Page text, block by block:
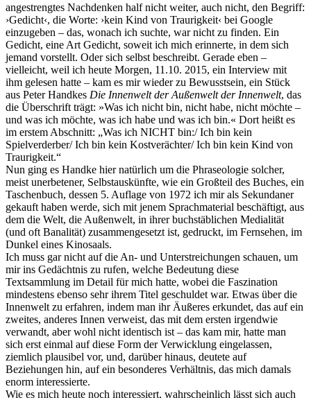
angestrengtes Nachdenken half nicht weiter, auch nicht, den Begriff:
›Gedicht‹, die Worte: ›kein Kind von Traurigkeit‹ bei Google
einzugeben – das, wonach ich suchte, war nicht zu finden. Ein
Gedicht, eine Art Gedicht, soweit ich mich erinnerte, in dem sich
jemand vorstellt. Oder sich selbst beschreibt. Gerade eben –
vielleicht, weil ich heute Morgen, 11.10. 2015, ein Interview mit
ihm gelesen hatte – kam es mir wieder zu Bewusstsein, ein Stück
aus Peter Handkes Die Innenwelt der Außenwelt der Innenwelt, das
die Überschrift trägt: »Was ich nicht bin, nicht habe, nicht möchte –
und was ich möchte, was ich habe und was ich bin.« Dort heißt es
im erstem Abschnitt: „Was ich NICHT bin:/ Ich bin kein
Spielverderber/ Ich bin kein Kostverächter/ Ich bin kein Kind von
Traurigkeit.“
Nun ging es Handke hier natürlich um die Phraseologie solcher,
meist unerbetener, Selbstauskünfte, wie ein Großteil des Buches, ein
Taschenbuch, dessen 5. Auflage von 1972 ich mir als Sekundaner
gekauft haben werde, sich mit jenem Sprachmaterial beschäftigt, aus
dem die Welt, die Außenwelt, in ihrer buchstäblichen Medialität
(und oft Banalität) zusammengesetzt ist, gedruckt, im Fernsehen, im
Dunkel eines Kinosaals.
Ich muss gar nicht auf die An- und Unterstreichungen schauen, um
mir ins Gedächtnis zu rufen, welche Bedeutung diese
Textsammlung im Detail für mich hatte, wobei die Faszination
mindestens ebenso sehr ihrem Titel geschuldet war. Etwas über die
Innenwelt zu erfahren, indem man ihr Äußeres erkundet, das auf ein
zweites, anderes Innen verweist, das mit dem ersten irgendwie
verwandt, aber wohl nicht identisch ist – das kam mir, hatte man
sich erst einmal auf diese Form der Verwicklung eingelassen,
ziemlich plausibel vor, und, darüber hinaus, deutete auf
Beziehungen hin, auf ein besonderes Verhältnis, das mich damals
enorm interessierte.
Wie es mich heute noch interessiert, wahrscheinlich lässt sich auch